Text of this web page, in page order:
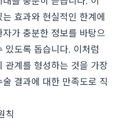
효과와 현실적인 한계에
가 충분한 정보를 바탕으
있도록 돕습니다. 이처럼
관계를 형성하는 것을 가장
결과에 대한 만족도로 직
칙